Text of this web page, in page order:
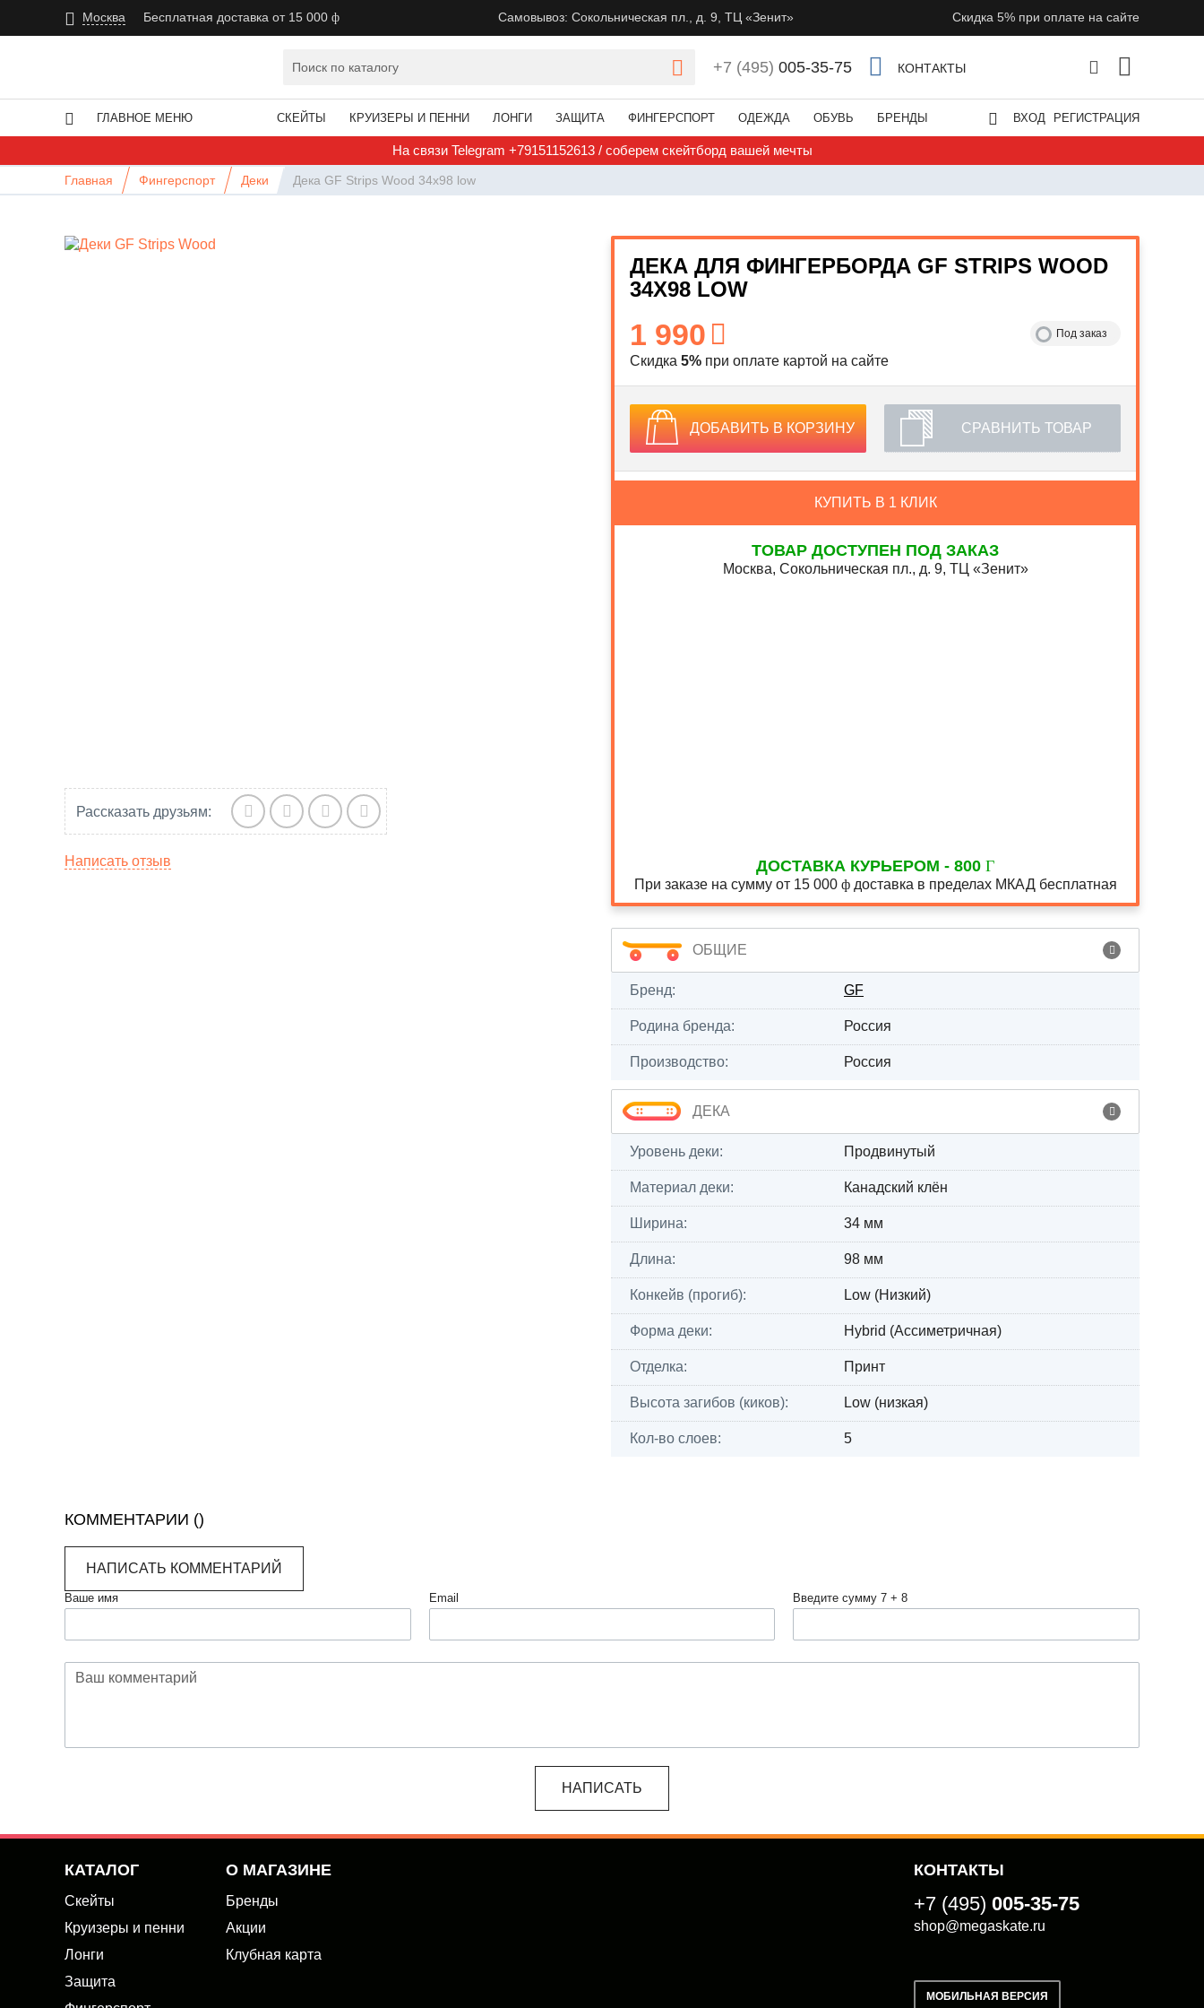
Москва Бесплатная доставка от 15 000 Самовывоз: Сокольническая пл., д. 9, ТЦ «Зенит» Скидка 5% при оплате на сайте
+7 (495) 005-35-75 КОНТАКТЫ
ГЛАВНОЕ МЕНЮ СКЕЙТЫ КРУИЗЕРЫ И ПЕННИ ЛОНГИ ЗАЩИТА ФИНГЕРСПОРТ ОДЕЖДА ОБУВЬ БРЕНДЫ ВХОД РЕГИСТРАЦИЯ
На связи Telegram +79151152613 / соберем скейтборд вашей мечты
Главная Фингерспорт Деки Дека GF Strips Wood 34x98 low
Рассказать друзьям:
Написать отзыв
ДЕКА ДЛЯ ФИНГЕРБОРДА GF STRIPS WOOD
34X98 LOW
1 990 Под заказ
Скидка 5% при оплате картой на сайте
ДОБАВИТЬ В КОРЗИНУ СРАВНИТЬ ТОВАР
КУПИТЬ В 1 КЛИК
ТОВАР ДОСТУПЕН ПОД ЗАКАЗ
Москва, Сокольническая пл., д. 9, ТЦ «Зенит»
ДОСТАВКА КУРЬЕРОМ - 800
При заказе на сумму от 15 000 доставка в пределах МКАД бесплатная
ОБЩИЕ
Бренд: GF
Родина бренда: Россия
Производство: Россия
ДЕКА
Уровень деки: Продвинутый
Материал деки: Канадский клён
Ширина: 34 мм
Длина: 98 мм
Конкейв (прогиб): Low (Низкий)
Форма деки: Hybrid (Ассиметричная)
Отделка: Принт
Высота загибов (киков): Low (низкая)
Кол-во слоев: 5
КОММЕНТАРИИ ()
НАПИСАТЬ КОММЕНТАРИЙ
Ваше имя Email Введите сумму 7 + 8
КАТАЛОГ
Скейты
Круизеры и пенни
Лонги
Защита
О МАГАЗИНЕ
Бренды
Акции
Клубная карта
КОНТАКТЫ
+7 (495) 005-35-75
shop@megaskate.ru
МОБИЛЬНАЯ ВЕРСИЯ